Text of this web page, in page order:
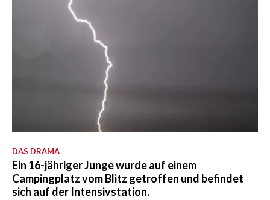
DAS DRAMA
Ein 16-jähriger Junge wurde auf einem
Campingplatz vom Blitz getroffen und befindet
sich auf der Intensivstation.